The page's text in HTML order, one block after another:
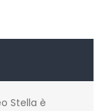
Stella è